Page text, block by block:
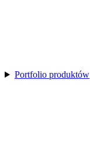
Portfolio produktów